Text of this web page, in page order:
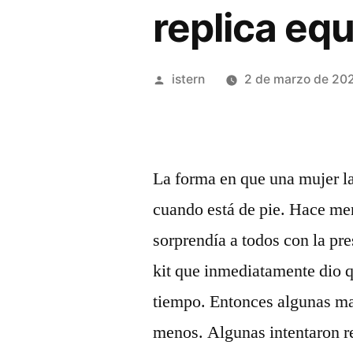
replica
Publicado
istern 2 de marzo de
La forma en que una mujer
cuando está de pie. Hace
sorprendía a todos con la
kit que inmediatamente dio
tiempo. Entonces algunas
menos. Algunas intentaron